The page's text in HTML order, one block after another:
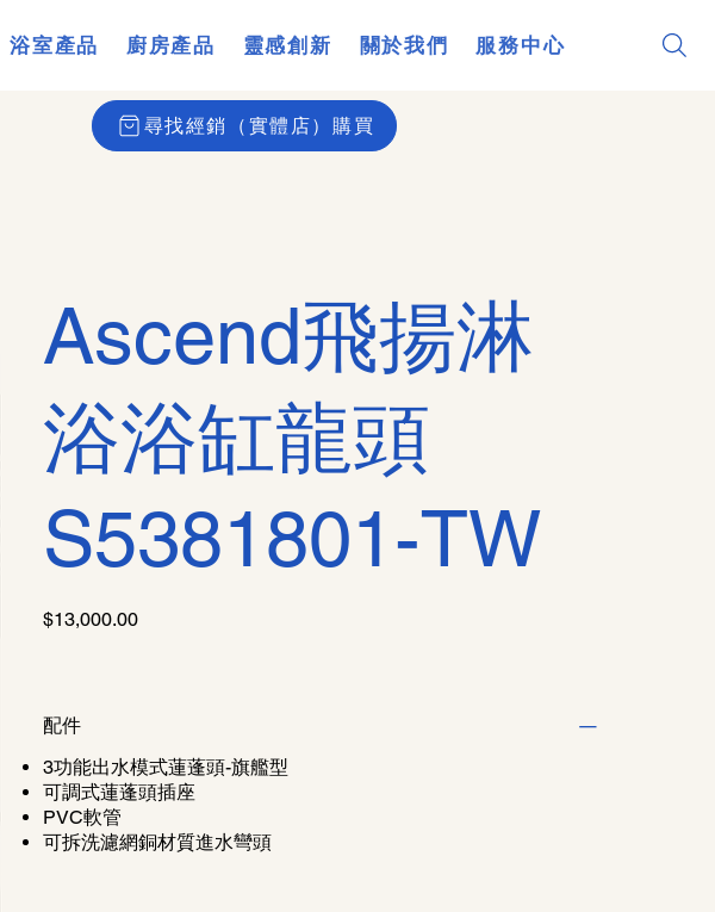
浴室產品 廚房產品 靈感創新 關於我們 服務中心
Ascend飛揚淋
浴浴缸龍頭
S5381801-TW
價
格
$13,000.00
配件
3功能出水模式蓮蓬頭-旗艦型
可調式蓮蓬頭插座
PVC軟管
可拆洗濾網銅材質進水彎頭
尋找經銷（實體店）購買